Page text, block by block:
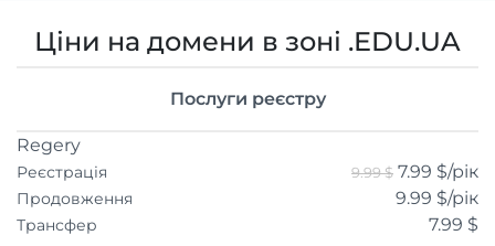
Ціни на домени в зоні .EDU.UA
Послуги реєстру
Regery
Реєстрація 9.99 $ 7.99 $/рік
Продовження 9.99 $/рік
Трансфер 7.99 $